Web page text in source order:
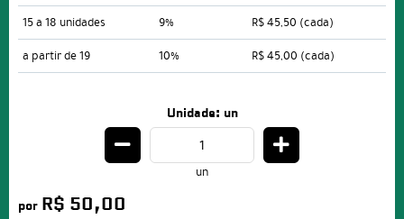
15 a 18 unidades
9% R$ 45,50 (cada)
a partir de 19
10% R$ 45,00 (cada)
Unidade: un
un
por R$ 50,00